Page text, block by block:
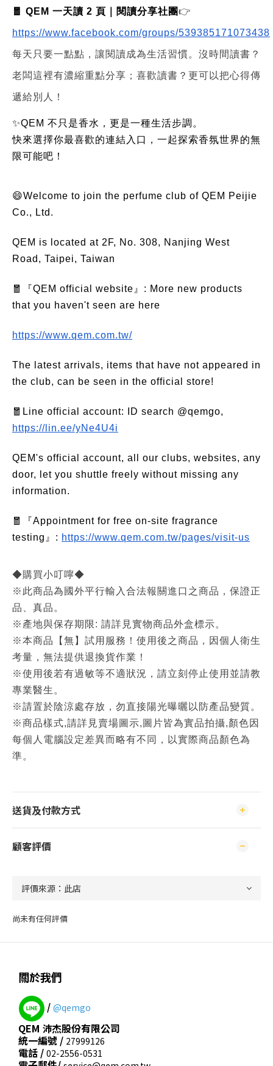
🧧 QEM 一天讀 2 頁｜閱讀分享社團👉
https://www.facebook.com/groups/539385171073438
每天只要一點點，讓閱讀成為生活習慣。沒時間讀書？
老闆這裡有濃縮重點分享；喜歡讀書？更可以把心得傳
遞給別人！
✨QEM 不只是香水，更是一種生活步調。
快來選擇你最喜歡的連結入口，一起探索香氛世界的無
限可能吧！
😄Welcome to join the perfume club of QEM Peijie
Co., Ltd.
QEM is located at 2F, No. 308, Nanjing West
Road, Taipei, Taiwan
🧧『QEM official website』: More new products
that you haven't seen are here
https://www.qem.com.tw/
The latest arrivals, items that have not appeared in
the club, can be seen in the official store!
🧧Line official account: ID search @qemgo,
https://lin.ee/yNe4U4i
QEM's official account, all our clubs, websites, any
door, let you shuttle freely without missing any
information.
🧧『Appointment for free on-site fragrance
testing』: https://www.qem.com.tw/pages/visit-us
◆購買小叮嚀◆
※此商品為國外平行輸入合法報關進口之商品，保證正
品、真品。
※產地與保存期限: 請詳見實物商品外盒標示。
※本商品【無】試用服務！使用後之商品，因個人衛生
考量，無法提供退換貨作業！
※使用後若有過敏等不適狀況，請立刻停止使用並請教
專業醫生。
※請置於陰涼處存放，勿直接陽光曝曬以防產品變質。
※商品樣式,請詳見賣場圖示,圖片皆為實品拍攝,顏色因
每個人電腦設定差異而略有不同，以實際商品顏色為
準。
送貨及付款方式
顧客評價
尚未有任何評價
關於我們
/ @qemgo
QEM 沛杰股份有限公司
統一編號 / 27999126
電話 / 02-2556-0531